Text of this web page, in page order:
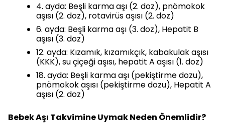
4. ayda: Beşli karma aşı (2. doz), pnömokok
aşısı (2. doz), rotavirüs aşısı (2. doz)
6. ayda: Beşli karma aşı (3. doz), Hepatit B
aşısı (3. doz)
12. ayda: Kızamık, kızamıkçık, kabakulak aşısı
(KKK), su çiçeği aşısı, hepatit A aşısı (1. doz)
18. ayda: Beşli karma aşı (pekiştirme dozu),
pnömokok aşısı (pekiştirme dozu), Hepatit A
aşısı (2. doz)
Bebek Aşı Takvimine Uymak Neden Önemlidir?